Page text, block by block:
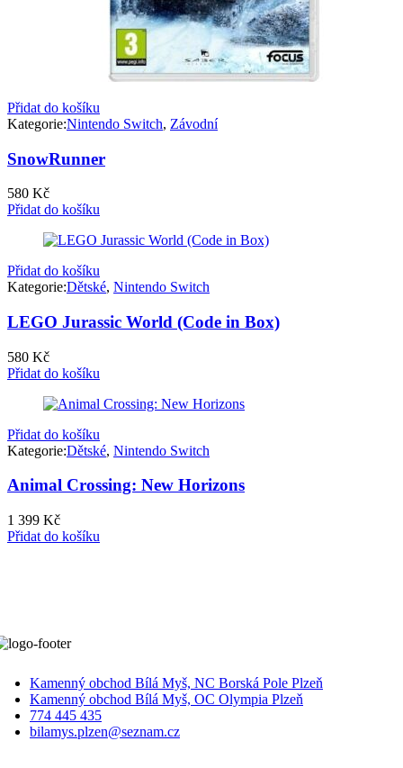
Přidat do košíku
Kategorie:Nintendo Switch, Závodní
SnowRunner
580 Kč
Přidat do košíku
Přidat do košíku
Kategorie:Dětské, Nintendo Switch
LEGO Jurassic World (Code in Box)
580 Kč
Přidat do košíku
Přidat do košíku
Kategorie:Dětské, Nintendo Switch
Animal Crossing: New Horizons
1 399 Kč
Přidat do košíku
Kamenný obchod Bílá Myš, NC Borská Pole Plzeň
Kamenný obchod Bílá Myš, OC Olympia Plzeň
774 445 435
bilamys.plzen@seznam.cz